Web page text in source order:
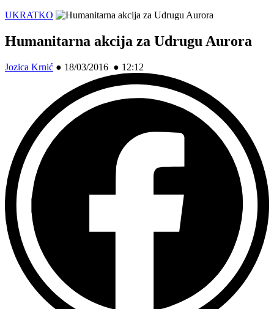
UKRATKO
Humanitarna akcija za Udrugu Aurora
Jozica Krnić ● 18/03/2016 ● 12:12